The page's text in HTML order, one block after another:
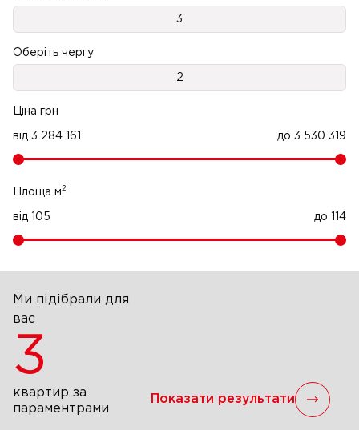
3
Оберіть чергу
2
Ціна грн
від 3 284 161 до 3 530 319
Площа м 2
від 105 до 114
Ми підібрали для
вас
3
квартир за
параментрами
Показати результати